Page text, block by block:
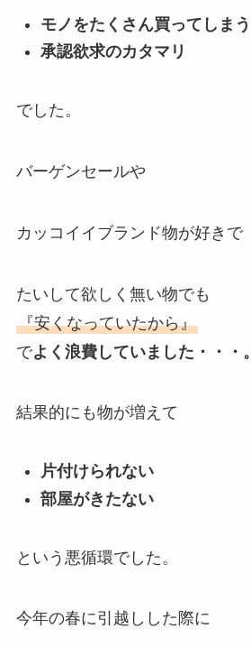
モノをたくさん買ってしまう
承認欲求のカタマリ
でした。
バーゲンセールや
カッコイイブランド物が好きで
たいして欲しく無い物でも
『安くなっていたから』
でよく浪費していました・・・。
結果的にも物が増えて
片付けられない
部屋がきたない
という悪循環でした。
今年の春に引越しした際に